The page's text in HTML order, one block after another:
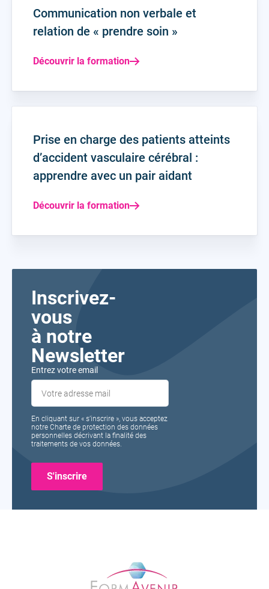
Communication non verbale et
relation de « prendre soin »
Découvrir la formation
Prise en charge des patients atteints
d’accident vasculaire cérébral :
apprendre avec un pair aidant
Découvrir la formation
Inscrivez-
vous
à notre
Newsletter
Entrez votre email
En cliquant sur « s’inscrire », vous acceptez
notre Charte de protection des données
personnelles décrivant la finalité des
traitements de vos données.
Formavenir
Performances